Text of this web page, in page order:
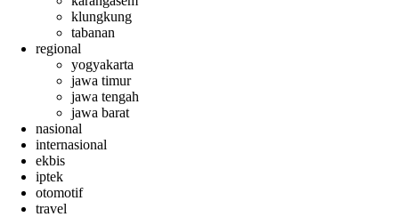
klungkung
tabanan
regional
yogyakarta
jawa timur
jawa tengah
jawa barat
nasional
internasional
ekbis
iptek
otomotif
travel